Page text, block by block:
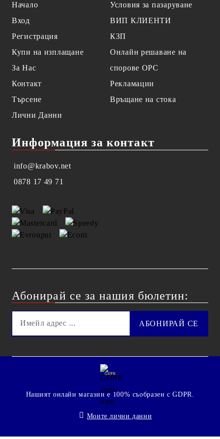
Начало
Вход
Регистрация
Купи на изплащане
За Нас
Контакт
Търсене
Лични Данни
Условия за пазаруване
ВИП КЛИЕНТИ
КЗП
Онлайн решаване на
спорове OPC
Рекламации
Връщане на стока
Информация за контакт
info@krabov.net
0878 17 49 71
Абонирай се за нашия бюлетин:
GDPR
Нашият онлайн магазин е 100% съобразен с GDPR.
Моите лични данни